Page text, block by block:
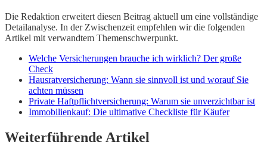
Die Redaktion erweitert diesen Beitrag aktuell um eine vollständige
Detailanalyse. In der Zwischenzeit empfehlen wir die folgenden
Artikel mit verwandtem Themenschwerpunkt.
Welche Versicherungen brauche ich wirklich? Der große
Check
Hausratversicherung: Wann sie sinnvoll ist und worauf Sie
achten müssen
Private Haftpflichtversicherung: Warum sie unverzichtbar ist
Immobilienkauf: Die ultimative Checkliste für Käufer
Weiterführende Artikel